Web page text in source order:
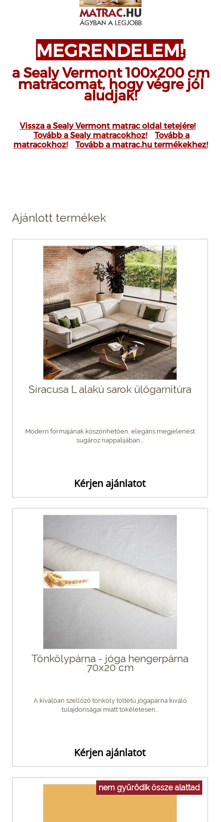
MEGRENDELEM!
a Sealy Vermont 100x200 cm
matracomat, hogy végre jól
aludjak!
Vissza a Sealy Vermont matrac oldal tetejére!
Tovább a Sealy matracokhoz!
Tovább a
matracokhoz!
Tovább a matrac.hu termékekhez!
Ajánlott termékek
Siracusa L alakú sarok ülőgarnitúra
Modern formájának köszönhetően, elegáns megjelenést
sugároz nappalijában....
Kérjen ajánlatot
Tönkölypárna - jóga hengerpárna
70x20 cm
A kiválóan szellőző tönköly töltetű jógapárna kiváló
tulajdonságai miatt tökéletesen...
Kérjen ajánlatot
nem gyűrődik össze alattad